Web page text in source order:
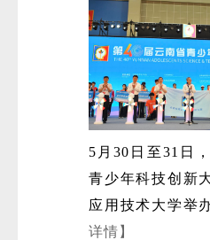
5月30日至31日
青少年科技创新
应用技术大学举
详情】